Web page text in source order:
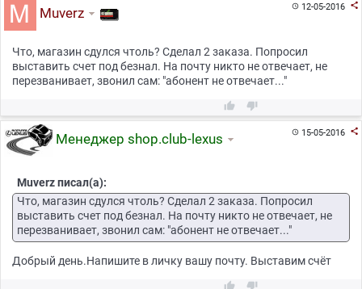
12-05-2016 
Muverz
Что, магазин сдулся чтоль? Сделал 2 заказа. Попросил
выставить счет под безнал. На почту никто не отвечает, не
перезванивает, звонил сам: "абонент не отвечает..."
 
15-05-2016 
Менеджер shop.club-lexus
Muverz писал(а):
Что, магазин сдулся чтоль? Сделал 2 заказа. Попросил
выставить счет под безнал. На почту никто не отвечает, не
перезванивает, звонил сам: "абонент не отвечает..."
Добрый день.Напишите в личку вашу почту. Выставим счёт
 